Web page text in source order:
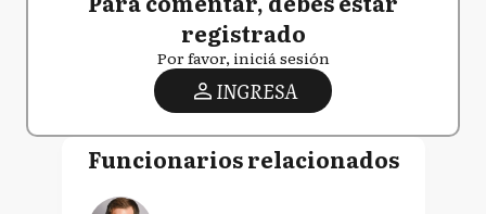
registrado
Por favor, iniciá sesión
INGRESA
Funcionarios relacionados